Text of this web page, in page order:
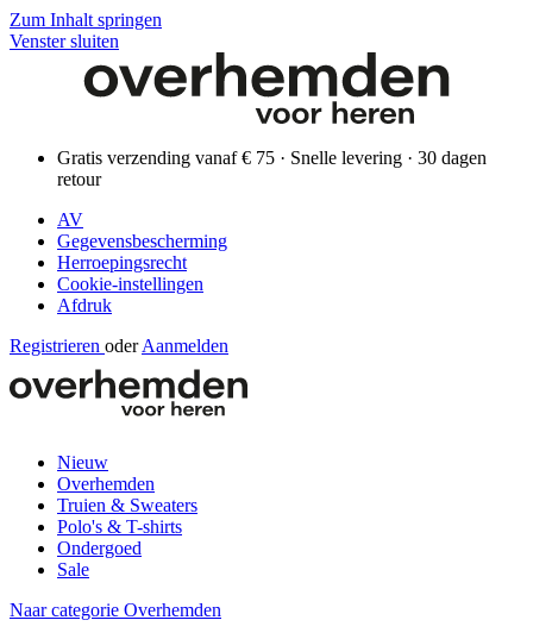
Zum Inhalt springen
Venster sluiten
Gratis verzending vanaf € 75 · Snelle levering · 30 dagen
retour
AV
Gegevensbescherming
Herroepingsrecht
Cookie-instellingen
Afdruk
Registrieren oder Aanmelden
Nieuw
Overhemden
Truien & Sweaters
Polo's & T-shirts
Ondergoed
Sale
Naar categorie Overhemden